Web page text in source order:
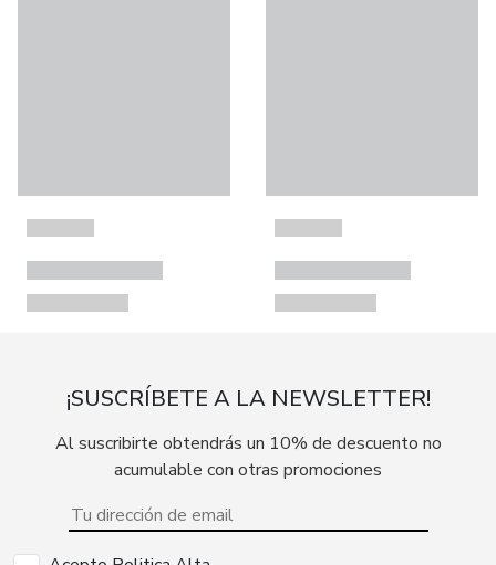
¡SUSCRÍBETE A LA NEWSLETTER!
Al suscribirte obtendrás un 10% de descuento no
acumulable con otras promociones